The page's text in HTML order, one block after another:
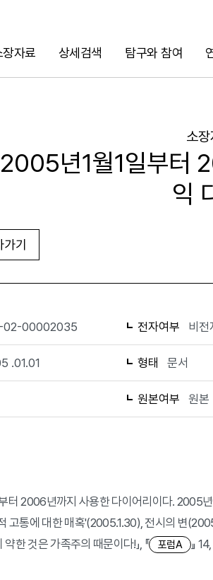
장자료 상세검색 탐구와 참여
검색
소장
2005년1월1일부터
익
기
02-00002035 전자여부 비전
.01.01 형태 문서
원본여부 원본
터 2006년까지 사용한 다이어리이다. 2005
고통에 대한 매혹'(2005.1.30), 전시의 변
한 것은 가족주의 때문이다!」, 『
포럼A 』